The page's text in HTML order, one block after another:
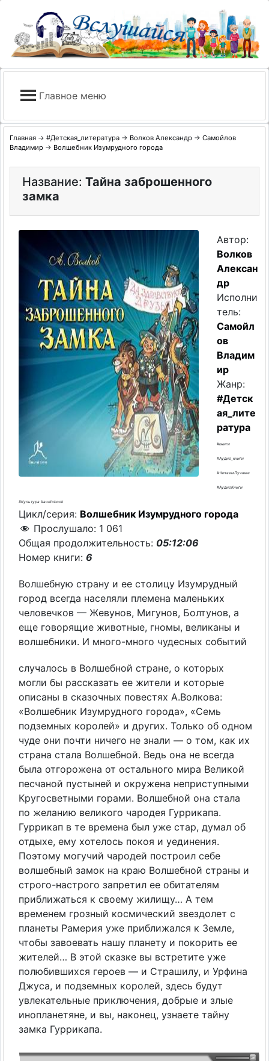
content
Главное меню
Главная → #Детская_литература → Волков Александр → Самойлов
Владимир → Волшебник Изумрудного города
Название: Тайна заброшенного
замка
Автор:
Волков
Алексан
др
Исполни
тель:
Самойл
ов
Владим
ир
Жанр:
#Детск
ая_лите
ратура
#книги
#Аудио_книги
#ЧитаемЛучшее
#АудиоКниги
#Культура #audiobook
Цикл/серия: Волшебник Изумрудного города
Прослушало: 1 061
Общая продолжительность: 05:12:06
Номер книги: 6
Волшебную страну и ее столицу Изумрудный
город всегда населяли племена маленьких
человечков — Жевунов, Мигунов, Болтунов, а
еще говорящие животные, гномы, великаны и
волшебники. И много-много чудесных событий
случалось в Волшебной стране, о которых
могли бы рассказать ее жители и которые
описаны в сказочных повестях А.Волкова:
«Волшебник Изумрудного города», «Семь
подземных королей» и других. Только об одном
чуде они почти ничего не знали — о том, как их
страна стала Волшебной. Ведь она не всегда
была отгорожена от остального мира Великой
песчаной пустыней и окружена неприступными
Кругосветными горами. Волшебной она стала
по желанию великого чародея Гуррикапа.
Гуррикап в те времена был уже стар, думал об
отдыхе, ему хотелось покоя и уединения.
Поэтому могучий чародей построил себе
волшебный замок на краю Волшебной страны и
строго-настрого запретил ее обитателям
приближаться к своему жилищу… А тем
временем грозный космический звездолет с
планеты Рамерия уже приближался к Земле,
чтобы завоевать нашу планету и покорить ее
жителей… В этой сказке вы встретите уже
полюбившихся героев — и Страшилу, и Урфина
Джуса, и подземных королей, здесь будут
увлекательные приключения, добрые и злые
инопланетяне, и вы, наконец, узнаете тайну
замка Гуррикапа.